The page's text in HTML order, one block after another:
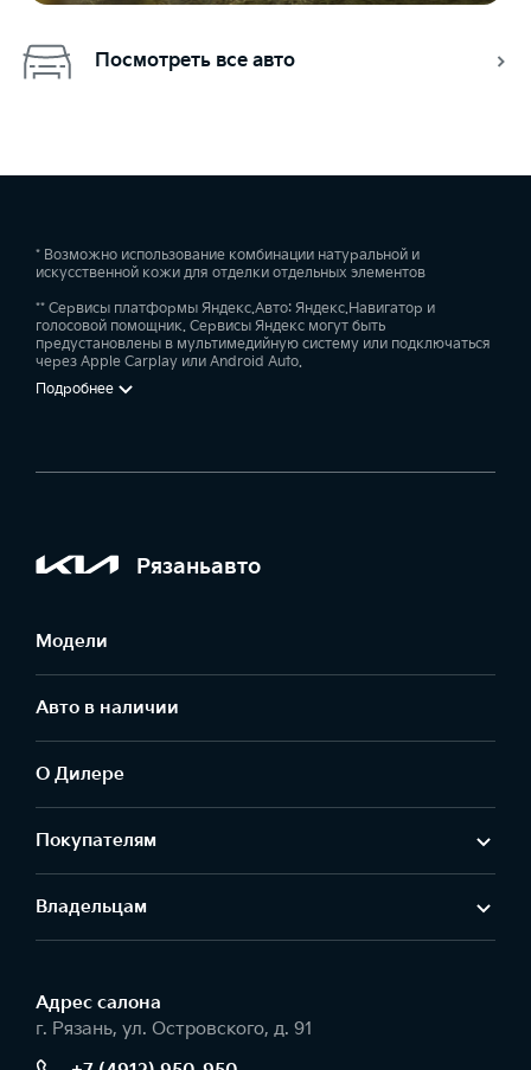
Посмотреть все авто
* Возможно использование комбинации натуральной и
искусственной кожи для отделки отдельных элементов
** Сервисы платформы Яндекс.Авто: Яндекс.Навигатор и
голосовой помощник. Сервисы Яндекс могут быть
предустановлены в мультимедийную систему или подключаться
через Apple Carplay или Android Auto.
Подробнее
Рязаньавто
Модели
Авто в наличии
О Дилере
Покупателям
Владельцам
Адрес салонa
г. Рязань, ул. Островского, д. 91